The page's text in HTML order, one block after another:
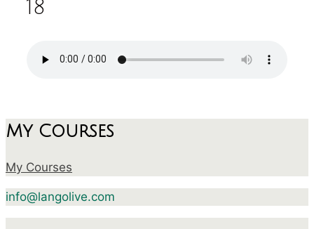
18
My Courses
My Courses
info@langolive.com